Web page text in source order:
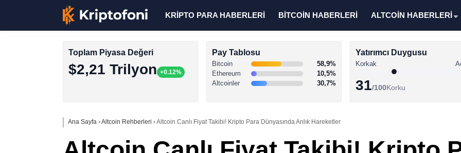
KRİPTO PARA HABERLERİ BİTCOİN HABERLERİ ALTCOİN HABERLERİ
Toplam Piyasa Değeri
$2,21 Trilyon +0.12%
Pay Tablosu
Bitcoin
58,9%
Ethereum
10,5%
Altcoinler
30,7%
Yatırımcı Duygusu
Korkak
31/100Korku
Ana Sayfa ›Altcoin Rehberleri ›Altcoin Canlı Fiyat Takibi! Kripto Para Dünyasında Anlık Hareketler